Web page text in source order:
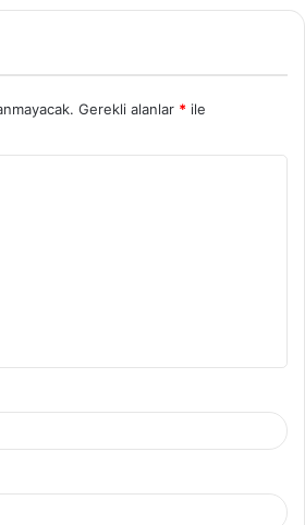
Gerekli alanlar * ile